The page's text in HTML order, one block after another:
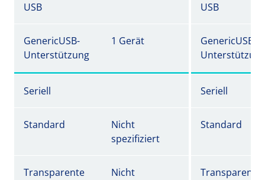
USB USB
GenericUSB-
Unterstützung
1 Gerät
GenericUSB-
Seriell Seriell
Standard
Nicht
spezifiziert
Standard
Transparente
Nicht
Transparente